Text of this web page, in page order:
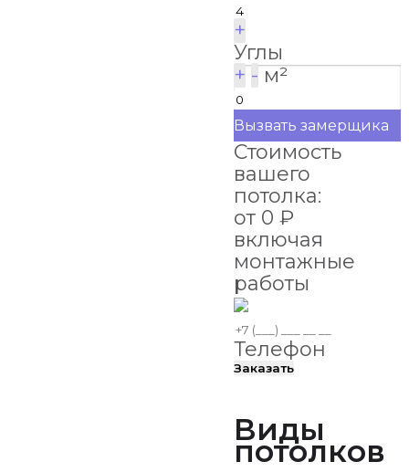
+
Углы
+ - м²
Вызвать замерщика
Стоимость
вашего
потолка:
от 0 ₽
включая
монтажные
работы
Телефон
Заказать
Виды
потолков